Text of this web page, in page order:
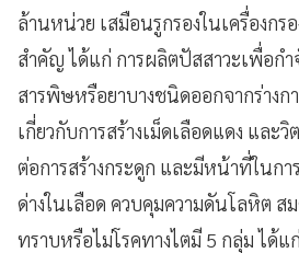
ล้านหน่วย เสมือนรูกรองในเครื่องกร
สำคัญ ได้แก่ การผลิตปัสสาวะเพื่อกำ
สารพิษหรือยาบางชนิดออกจากร่างก
เกี่ยวกับการสร้างเม็ดเลือดแดง และ
ต่อการสร้างกระดูก และมีหน้าที่ในก
ด่างในเลือด ควบคุมความดันโลหิต ส
ทราบหรือไม่โรคทางไตมี 5 กลุ่ม ได้